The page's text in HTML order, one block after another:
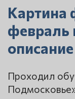
Картина
февраль
Проходил